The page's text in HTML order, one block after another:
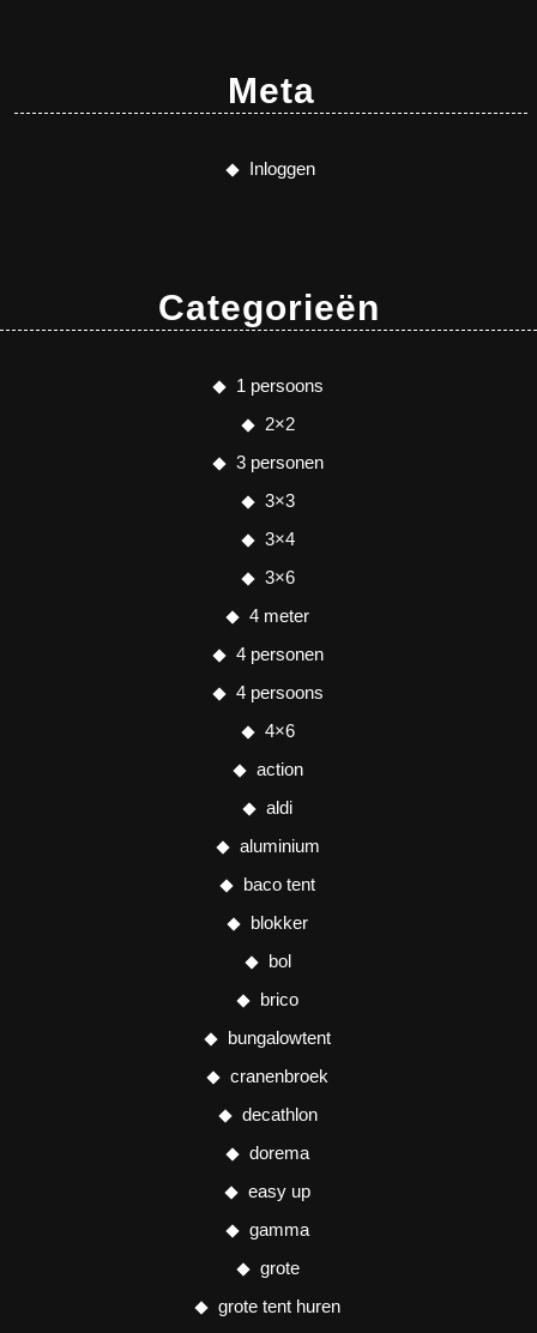
Meta
Inloggen
Categorieën
1 persoons
2×2
3 personen
3×3
3×4
3×6
4 meter
4 personen
4 persoons
4×6
action
aldi
aluminium
baco tent
blokker
bol
brico
bungalowtent
cranenbroek
decathlon
dorema
easy up
gamma
grote
grote tent huren